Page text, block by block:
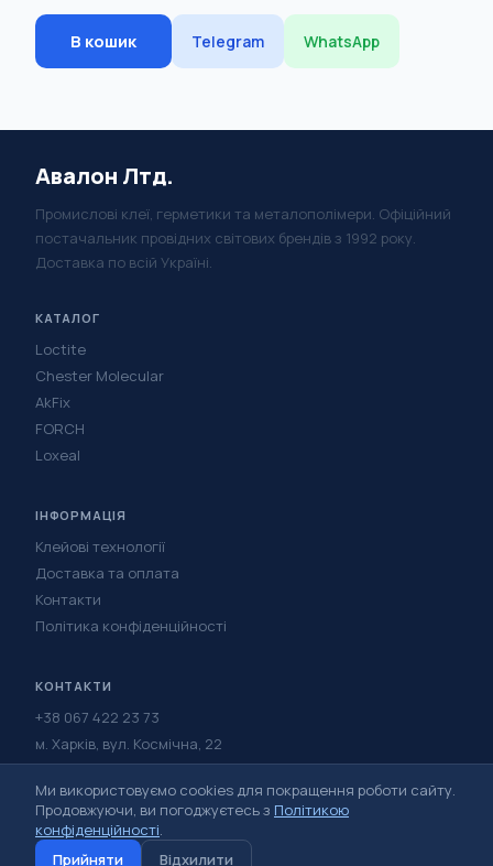
В кошик Telegram WhatsApp
Авалон Лтд.
Промислові клеї, герметики та металополімери. Офіційний
постачальник провідних світових брендів з 1992 року.
Доставка по всій Україні.
КАТАЛОГ
Loctite
Chester Molecular
AkFix
FORCH
Loxeal
ІНФОРМАЦІЯ
Клейові технології
Доставка та оплата
Контакти
Політика конфіденційності
КОНТАКТИ
+38 067 422 23 73
м. Харків, вул. Космічна, 22
Написати в Telegram
Написати у Viber
Ми використовуємо cookies для покращення роботи сайту.
Продовжуючи, ви погоджуєтесь з Політикою
конфіденційності.
Прийняти
Відхилити